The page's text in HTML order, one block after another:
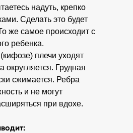
надуть, крепко
Сделать это будет
же самое происходит с
ребенка.
плечи уходят
округляется. Грудная
сжимается. Ребра
и не могут
при вдохе.